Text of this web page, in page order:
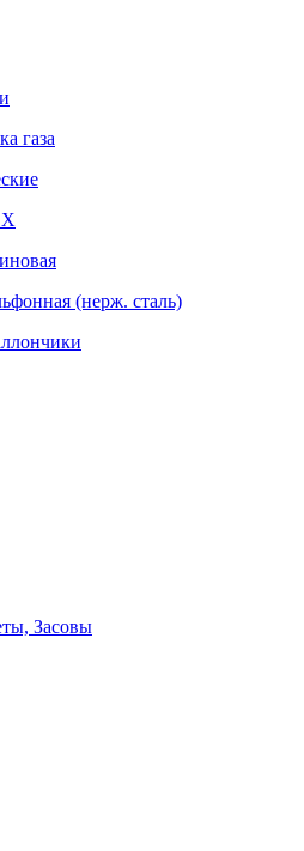
газа
(нерж. сталь)
Засовы